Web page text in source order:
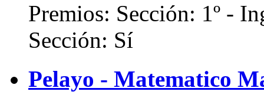
Premios: Sección: 1º -
Sección: Sí
Pelayo - Matematico